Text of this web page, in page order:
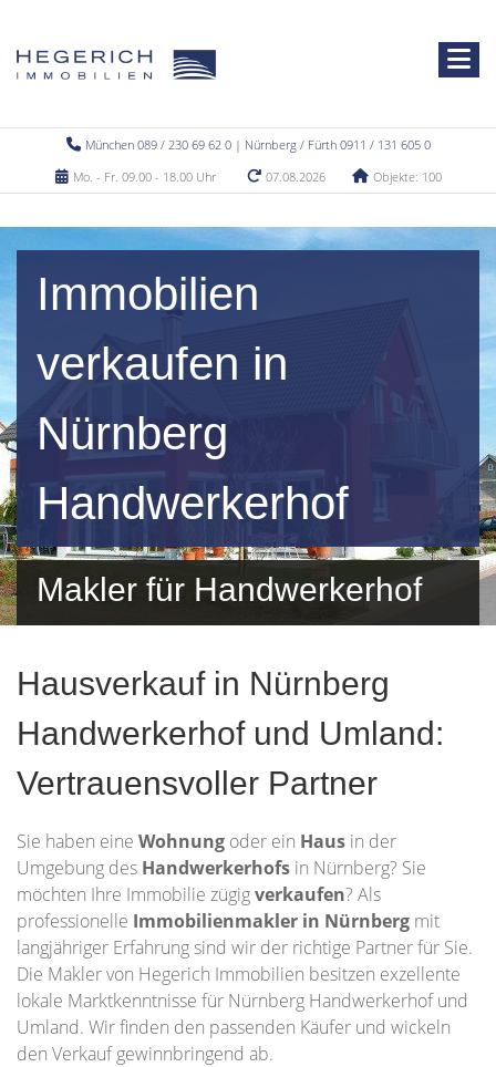
München 089 / 230 69 62 0 | Nürnberg / Fürth 0911 / 131 605 0
Mo. - Fr. 09.00 - 18.00 Uhr
07.08.2026 Objekte: 100
Immobilien
verkaufen in
Nürnberg
Handwerkerhof
Makler für Handwerkerhof
Hausverkauf in Nürnberg
Handwerkerhof und Umland:
Vertrauensvoller Partner
Sie haben eine Wohnung oder ein Haus in der
Umgebung des Handwerkerhofs in Nürnberg? Sie
möchten Ihre Immobilie zügigverkaufen? Als
professionelle Immobilienmakler in Nürnberg mit
langjähriger Erfahrung sind wir der richtige Partner für Sie.
Die Makler von Hegerich Immobilien besitzen exzellente
lokale Marktkenntnisse für Nürnberg Handwerkerhof und
Umland. Wir finden den passenden Käufer und wickeln
den Verkauf gewinnbringend ab.